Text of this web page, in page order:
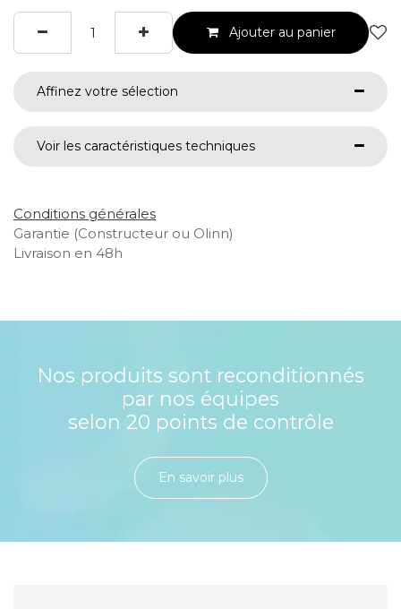
Ajouter au panier
Affinez votre sélection
Voir les caractéristiques techniques
Conditions générales
Garantie (Constructeur ou Olinn)
Livraison en 48h
Nos produits sont reconditionnés
par nos équipes
selon 20 points de contrôle
En savoir plu​​​​​​​​​​​​​​​​s